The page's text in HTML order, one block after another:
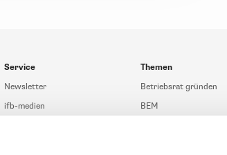
Service
Newsletter
ifb-medien
Themen
Betriebsrat gründen
BEM